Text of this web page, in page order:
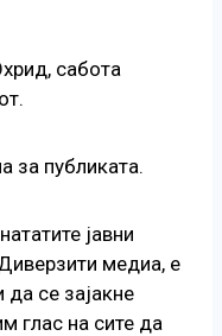
сабота
за публиката.
јавни
медиа, е
да се зајакне
глас на сите да